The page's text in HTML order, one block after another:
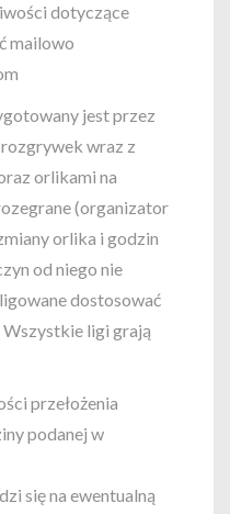
dotyczące
mailowo
jest przez
rozgrywek wraz z
orlikami na
(organizator
orlika i godzin
od niego nie
dostosować
Wszystkie ligi grają
przełożenia
podanej w
się na ewentualną